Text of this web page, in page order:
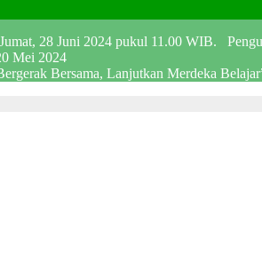
28 Juni 2024 pukul 11.00 WIB.
Mei 2024
Bersama, Lanjutkan Merdeka